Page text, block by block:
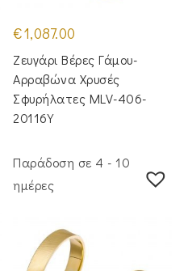
€1,087.00
Ζευγάρι Βέρες Γάμου-
Αρραβώνα Χρυσές
Σφυρήλατες MLV-406-
20116Y
Παράδοση σε 4 - 10
ημέρες